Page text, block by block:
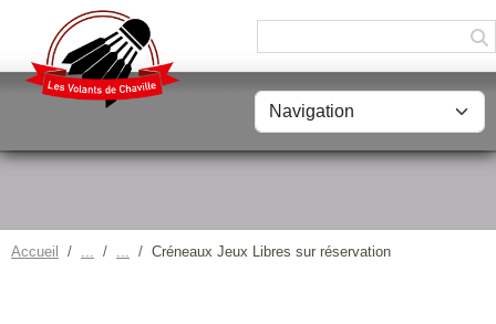
Accueil Créneaux Jeux Libres sur réservation
Panneau de gestion des cookies